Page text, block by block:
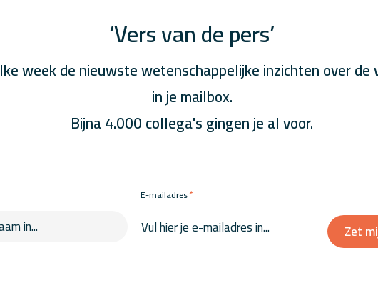
‘Vers van de pers’
week de nieuwste wetenschappelijke inzichten over de
in je mailbox.
Bijna 4.000 collega's gingen je al voor.
E-mailadres*
Zet